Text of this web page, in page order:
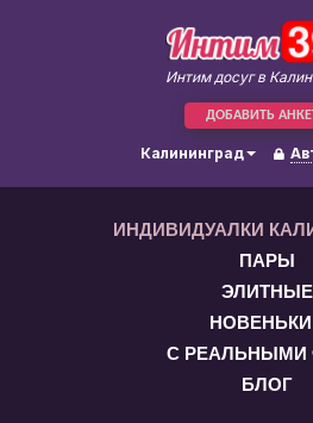
Интим досуг в
ДОБАВИТЬ
Калининград
ИНДИВИДУАЛКИ
ПАРЫ
ЭЛИТНЫЕ
С РЕАЛЬНЫМИ
БЛОГ